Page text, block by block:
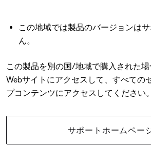
この地域では製品のバージョンは
ん。
この製品を別の国/地域で購入された
Webサイトにアクセスして、すべての
プコンテンツにアクセスしてください。
サポートホームペー